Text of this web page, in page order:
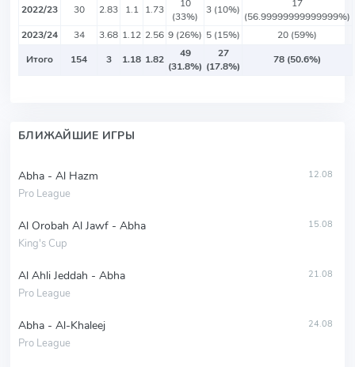
2022/23 30 2.83 1.1 1.73
10
(33%)
3 (10%)
17
(56.99999999999999%)
2023/24
34 3.68 1.12 2.56 9 (26%) 5 (15%)
20 (59%)
Итого
154 3 1.18 1.82
49
(31.8%)
27
(17.8%)
78 (50.6%)
БЛИЖАЙШИЕ ИГРЫ
Abha - Al Hazm
Pro League
12.08
Al Orobah Al Jawf - Abha
King's Cup
15.08
Al Ahli Jeddah - Abha
Pro League
21.08
Abha - Al-Khaleej
Pro League
24.08